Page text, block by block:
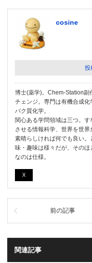
cosine
投
博士(薬学)。Chem-Station
チェンジ。専門は有機合成
パク質化学。
関心ある学問領域は三つ。
させる情報科学、世界を世界
素晴らしければ何でも良い
味・趣味は様々だが、その
なのは仕様。
X
前の記事
関連記事